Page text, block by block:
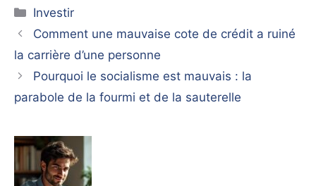
Catégories
Investir
Comment une mauvaise cote de crédit a ruiné
la carrière d’une personne
Pourquoi le socialisme est mauvais : la
parabole de la fourmi et de la sauterelle